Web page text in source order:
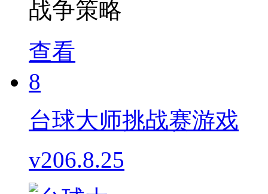
战争策略
查看
8
台球大师挑战赛游戏
v206.8.25